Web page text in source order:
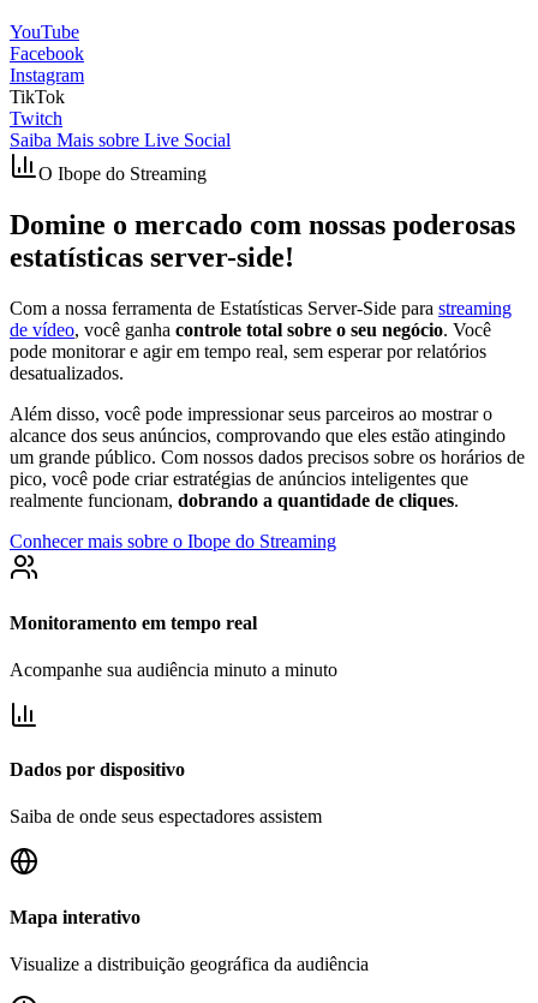
YouTube
Facebook
Instagram
TikTok
Twitch
Saiba Mais sobre Live Social
O Ibope do Streaming
Domine o mercado com nossas poderosas
estatísticas server-side!
Com a nossa ferramenta de Estatísticas Server-Side para streaming
de vídeo, você ganha controle total sobre o seu negócio. Você
pode monitorar e agir em tempo real, sem esperar por relatórios
desatualizados.
Além disso, você pode impressionar seus parceiros ao mostrar o
alcance dos seus anúncios, comprovando que eles estão atingindo
um grande público. Com nossos dados precisos sobre os horários de
pico, você pode criar estratégias de anúncios inteligentes que
realmente funcionam, dobrando a quantidade de cliques.
Conhecer mais sobre o Ibope do Streaming
Monitoramento em tempo real
Acompanhe sua audiência minuto a minuto
Dados por dispositivo
Saiba de onde seus espectadores assistem
Mapa interativo
Visualize a distribuição geográfica da audiência